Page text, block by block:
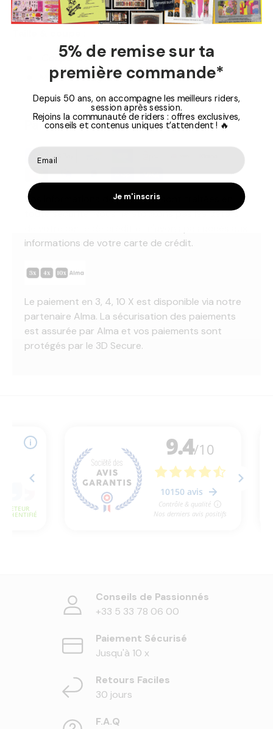
Finitions signature Rhythm
Coupe classique
Manches longues
Paiement Sécurisé
Vos informations de paiement sont traitées en
toute sécurité. Nous ne stockons pas les détails
informations de votre carte de crédit.
Le paiement en 3, 4, 10 X est disponible via notre
partenaire Alma. La sécurisation des paiements
est assurée par Alma et vos paiements sont
protégés par le 3D Secure.
Conseils de Passionnés
+33 5 33 78 06 00
Paiement Sécurisé
Jusqu'à 10 x
Retours Faciles
30 jours
F.A.Q
5% de remise sur ta
première commande*
Depuis 50 ans, on accompagne les meilleurs riders,
session après session.
Rejoins la communauté de riders : offres exclusives,
conseils et contenus uniques t’attendent ! 🔥
Je m'inscris